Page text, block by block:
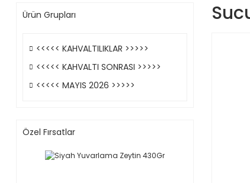
Ürün Grupları
<<<<< KAHVALTILIKLAR >>>>>
<<<<< KAHVALTI SONRASI >>>>>
<<<<< MAYIS 2026 >>>>>
Özel Fırsatlar